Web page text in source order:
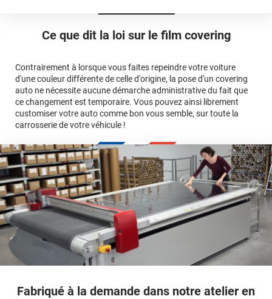
Ce que dit la loi sur le film covering
Contrairement à lorsque vous faites repeindre votre voiture
d'une couleur différente de celle d'origine, la pose d'un covering
auto ne nécessite aucune démarche administrative du fait que
ce changement est temporaire. Vous pouvez ainsi librement
customiser votre auto comme bon vous semble, sur toute la
carrosserie de votre véhicule !
avant jusqu'au bas du parechoc arrière, en passant par le
Multipliez ce résultat par 3.
conseillers
commerciaux
pose
Le covering protège la peinture d'origine, pour la garder en
Le covering peut s'enlever à tout moment
Le covering revient moins cher
covering 3D
calculateur
Fabriqué à la demande dans notre atelier en